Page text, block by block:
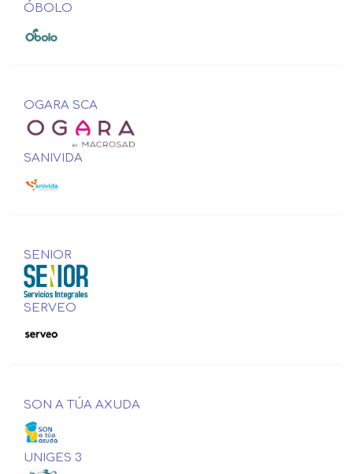
ÓBOLO
OGARA SCA
SANIVIDA
SENIOR
SERVEO
SON A TÚA AXUDA
UNIGES 3